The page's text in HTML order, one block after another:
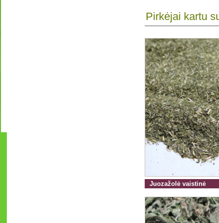
Pirkėjai kartu
Juozažolė vaistinė